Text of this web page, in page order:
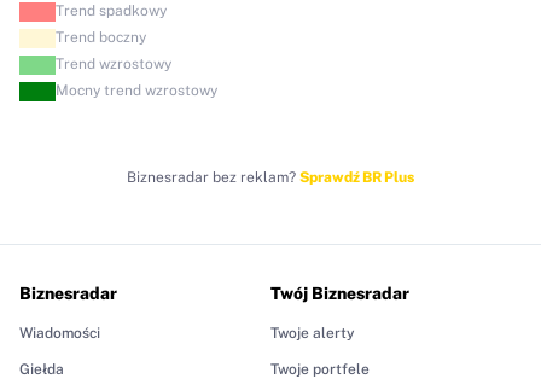
Trend spadkowy
Trend boczny
Trend wzrostowy
Mocny trend wzrostowy
Biznesradar bez reklam? Sprawdź BR Plus
Biznesradar
Wiadomości
Giełda
Twój Biznesradar
Twoje alerty
Twoje portfele